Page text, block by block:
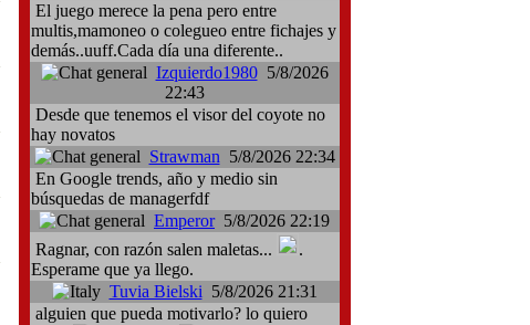
El juego merece la pena pero entre
multis,mamoneo o colegueo entre fichajes y
demás..uuff.Cada día una diferente..
Izquierdo19805/8/2026
22:43
Desde que tenemos el visor del coyote no
hay novatos
Strawman 5/8/2026 22:34
En Google trends, año y medio sin
búsquedas de managerfdf
Emperor5/8/2026 22:19
Ragnar, con razón salen maletas...
.
Esperame que ya llego.
Tuvia Bielski 5/8/2026 21:31
alguien que pueda motivarlo? lo quiero